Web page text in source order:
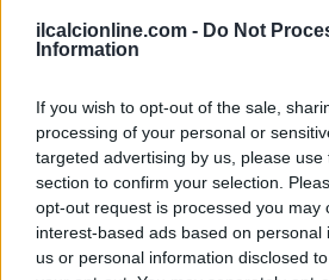
ilcalcionline.com - Do Not
Information
If you wish to opt-out of the sale,
processing of your personal or
targeted advertising by us, please
section to confirm your selection.
opt-out request is processed you may
interest-based ads based on personal
us or personal information disclosed
movimento abbia contribuito a
sportivo sano e divertente per tutti.2
AUTORE
AiAdhubMedia